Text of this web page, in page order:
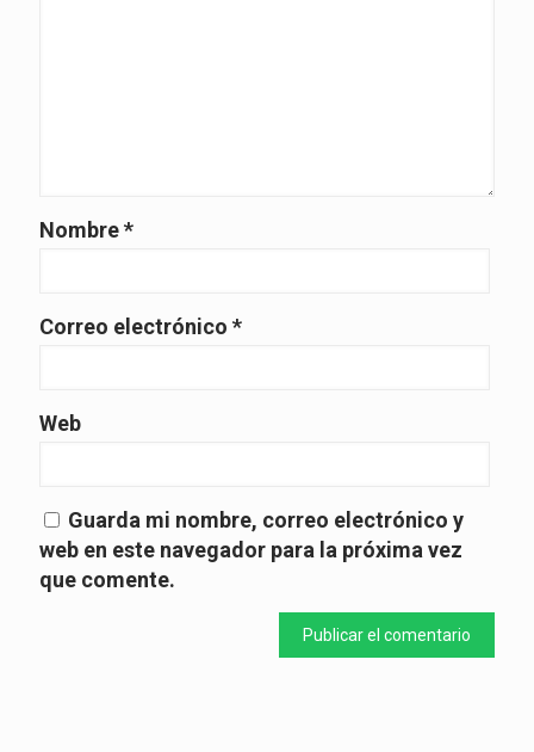
Nombre*
Correo electrónico *
Web
Guarda mi nombre, correo electrónico y
web en este navegador para la próxima vez
que comente.